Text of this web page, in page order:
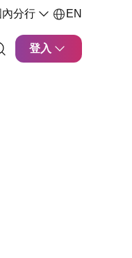
內分行 EN
登入